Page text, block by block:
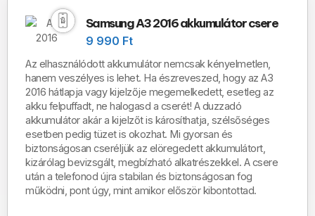
Samsung A3 2016 akkumulátor csere
9 990 Ft
Az elhasználódott akkumulátor nemcsak kényelmetlen,
hanem veszélyes is lehet. Ha észreveszed, hogy az A3
2016 hátlapja vagy kijelzője megemelkedett, esetleg az
akku felpuffadt, ne halogasd a cserét! A duzzadó
akkumulátor akár a kijelzőt is károsíthatja, szélsőséges
esetben pedig tüzet is okozhat. Mi gyorsan és
biztonságosan cseréljük az elöregedett akkumulátort,
kizárólag bevizsgált, megbízható alkatrészekkel. A csere
után a telefonod újra stabilan és biztonságosan fog
működni, pont úgy, mint amikor először kibontottad.